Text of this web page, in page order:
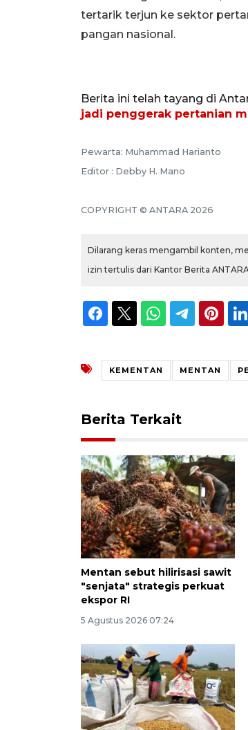
tertarik terjun ke sektor
pangan nasional.
Berita ini telah tayang di
jadi penggerak pertanian
Pewarta: Muhammad Harianto
Editor : Debby H. Mano
COPYRIGHT © ANTARA 2026
Dilarang keras mengambil konten,
izin tertulis dari Kantor Berita
KEMENTAN MENTAN
Berita Terkait
Mentan sebut hilirisasi sawit
"senjata" strategis perkuat
ekspor RI
5 Agustus 2026 07:24